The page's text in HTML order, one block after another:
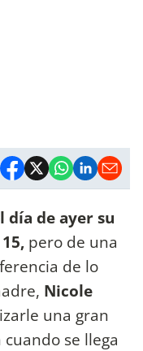
día de ayer su
pero de una
de lo
Nicole
una gran
se llega